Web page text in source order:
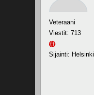
Veteraani
Viestit: 713
Sijainti: Helsinki